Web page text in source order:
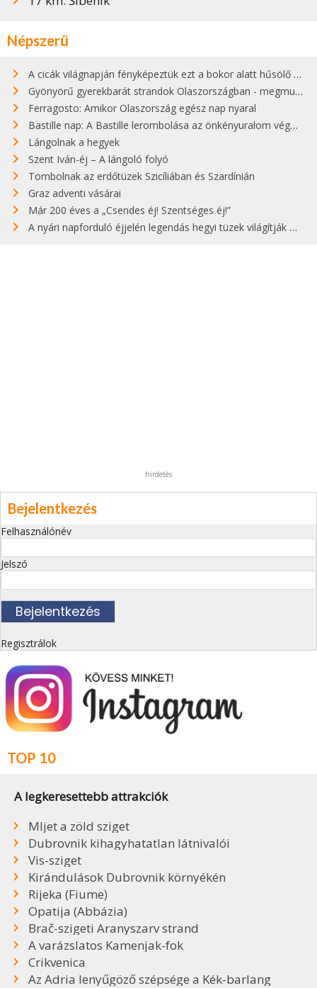
Népszerű
A cicák világnapján fényképeztük ezt a bokor alatt hűsölő cicát Kisorosziban
Gyönyörű gyerekbarát strandok Olaszországban - megmutatjuk a 15 legjobbat
Ferragosto: Amikor Olaszország egész nap nyaral
Bastille nap: A Bastille lerombolása az önkényuralom végét jelentette
Lángolnak a hegyek
Szent Iván-éj – A lángoló folyó
Tombolnak az erdőtüzek Szicíliában és Szardínián
Graz adventi vásárai
Már 200 éves a „Csendes éj! Szentséges éj!”
A nyári napforduló éjjelén legendás hegyi tüzek világítják meg Zugspitzét
hirdetés
Bejelentkezés
Felhasználónév
Jelszó
Regisztrálok
TOP 10
A legkeresettebb attrakciók
Mljet a zöld sziget
Dubrovnik kihagyhatatlan látnivalói
Vis-sziget
Kirándulások Dubrovnik környékén
Rijeka (Fiume)
Opatija (Abbázia)
Brač-szigeti Aranyszarv strand
A varázslatos Kamenjak-fok
Crikvenica
Az Adria lenyűgöző szépsége a Kék-barlang